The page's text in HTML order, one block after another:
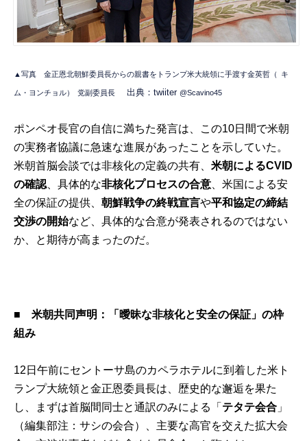
▲写真 金正恩北朝鮮委員長からの親書をトランプ米大統領に手渡す金英哲（ キ
ム・ヨンチョル） 党副委員長 出典：twiiter @Scavino45
ポンペオ長官の自信に満ちた発言は、この10日間で米朝
の実務者協議に急速な進展があったことを示していた。
米朝首脳会談では非核化の定義の共有、米朝によるCVID
の確認 、具体的な非核化プロセスの合意 、米国による安
全の保証の提供、朝鮮戦争の終戦宣言や平和協定の締結
交渉の開始など、具体的な合意が発表されるのではない
か、と期待が高まったのだ。
■ 米朝共同声明：「曖昧な非核化と安全の保証」の枠
組み
12日午前にセントーサ島のカペラホテルに到着した米ト
ランプ大統領と金正恩委員長は、歴史的な邂逅を果た
し、まずは首脳間同士と通訳のみによる「 テタテ会合 」
（編集部注：サシの会合）、主要な高官を交えた拡大会